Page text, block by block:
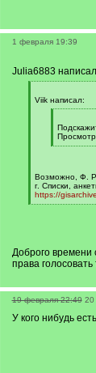
1 февраля 19:39
Julia6883
q
Viik написал:
q
]
[
Возможно, Ф. Р-
г. Списки,
https://
[
Доброго времени
права
19 февраля 22:49 20
У кого нибудь